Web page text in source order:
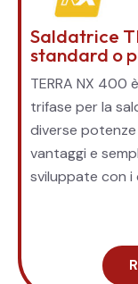
Saldatrice
standard o
TERRA NX 400
trifase per la
diverse
vantaggi e
sviluppate con i